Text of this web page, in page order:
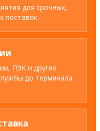
для срочных,
поставок.
ПЭК и другие
до терминала